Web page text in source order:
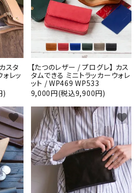
スタ
レッ
)
【たつのレザー / プログレ】 カス
タムできる ミニトラッカーウォレ
ット / WP469 WP533
9,000円(税込9,900円)
favorite favorite